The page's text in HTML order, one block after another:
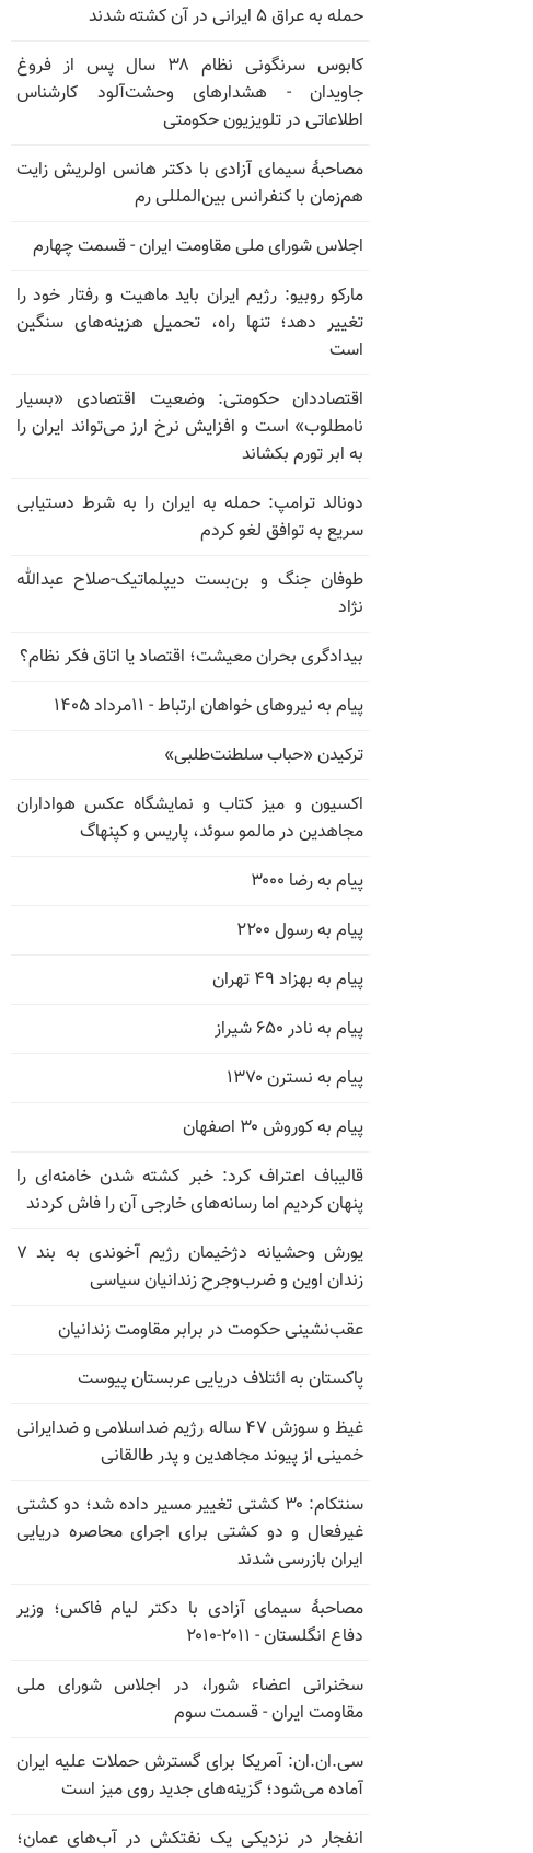
حمله به عراق ۵ ایرانی در آن کشته شدند
کابوس سرنگونی نظام ۳۸ سال پس از فروغ
جاویدان - هشدارهای وحشت‌آلود کارشناس
اطلاعاتی در تلویزیون حکومتی
مصاحبهٔ سیمای آزادی با دکتر هانس اولریش زایت
هم‌زمان با کنفرانس بین‌المللی رم
اجلاس شورای ملی مقاومت ایران - قسمت چهارم
مارکو روبیو: رژیم ایران باید ماهیت و رفتار خود را
تغییر دهد؛ تنها راه، تحمیل هزینه‌های سنگین
است
اقتصاددان حکومتی: وضعیت اقتصادی «بسیار
نامطلوب» است و افزایش نرخ ارز می‌تواند ایران را
به ابر تورم بکشاند
دونالد ترامپ: حمله به ایران را به شرط دستیابی
سریع به توافق لغو کردم
طوفان جنگ و بن‌بست دیپلماتیک-صلاح عبدالله
نژاد
بیدادگری بحران معیشت؛ اقتصاد یا اتاق فکر نظام؟
پیام به نیروهای خواهان ارتباط - ۱۱مرداد ۱۴۰۵
ترکیدن «حباب سلطنت‌طلبی»
اکسیون و میز کتاب و نمایشگاه عکس هواداران
مجاهدین در مالمو سوئد، پاریس و کپنهاگ
پیام به رضا ۳۰۰۰
پیام به رسول ۲۲۰۰
پیام به بهزاد ۴۹ تهران
پیام به نادر ۶۵۰ شیراز
پیام به نسترن ۱۳۷۰
پیام به کوروش ۳۰ اصفهان
قالیباف اعتراف کرد: خبر کشته شدن خامنه‌ای را
پنهان کردیم اما رسانه‌های خارجی آن را فاش کردند
یورش وحشیانه دژخیمان رژیم آخوندی به بند ۷
زندان اوین و ضرب‌وجرح زندانیان سیاسی
عقب‌نشینی حکومت در برابر مقاومت زندانیان
پاکستان به ائتلاف دریایی عربستان پیوست
غیظ و سوزش ۴۷ ساله رژیم ضداسلامی و ضدایرانی
خمینی از پیوند مجاهدین و پدر طالقانی
سنتکام: ۳۰ کشتی تغییر مسیر داده شد؛ دو کشتی
غیرفعال و دو کشتی برای اجرای محاصره دریایی
ایران بازرسی شدند
مصاحبهٔ سیمای آزادی با دکتر لیام فاکس؛ وزیر
دفاع انگلستان - ۲۰۱۱-۲۰۱۰
سخنرانی اعضاء شورا، در اجلاس شورای ملی
مقاومت ایران - قسمت سوم
سی.ان.ان: آمریکا برای گسترش حملات علیه ایران
آماده می‌شود؛ گزینه‌های جدید روی میز است
انفجار در نزدیکی یک نفتکش در آب‌های عمان؛